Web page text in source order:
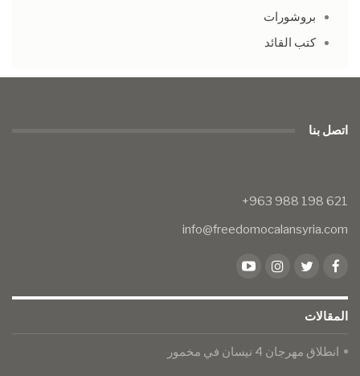
بروشورات
كتب القائد
اتصل بنا
info@freedomocalansyria.com
المقالات
انطلاق مهرجان 4 نيسان في مخمور